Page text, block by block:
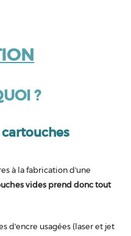
?
à la fabrication d'une
vides prend donc tout
d'encre usagées (laser et jet